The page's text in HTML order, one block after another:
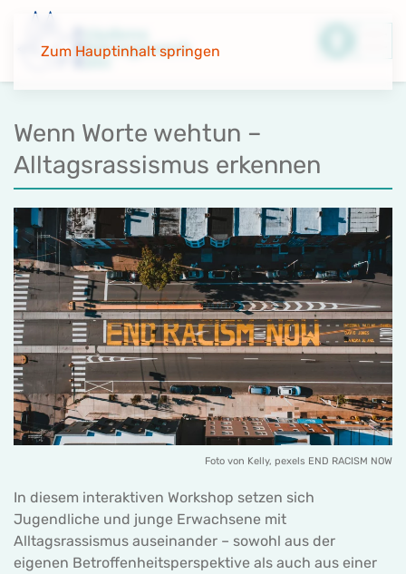
Zum Hauptinhalt springen
Wenn Worte wehtun –
Alltagsrassismus erkennen
Foto von Kelly, pexels END RACISM NOW
In diesem interaktiven Workshop setzen sich
Jugendliche und junge Erwachsene mit
Alltagsrassismus auseinander – sowohl aus der
eigenen Betroffenheitsperspektive als auch aus einer